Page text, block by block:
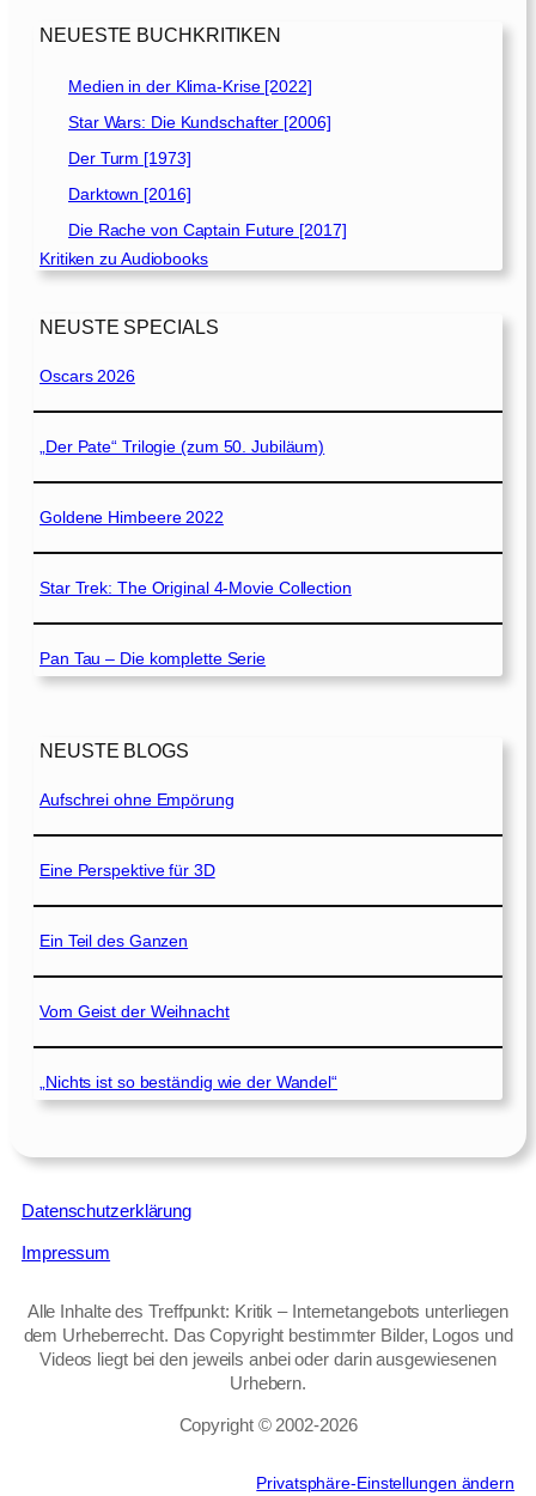
NEUESTE BUCHKRITIKEN
Medien in der Klima-Krise [2022]
Star Wars: Die Kundschafter [2006]
Der Turm [1973]
Darktown [2016]
Die Rache von Captain Future [2017]
Kritiken zu Audiobooks
NEUSTE SPECIALS
Oscars 2026
„Der Pate“ Trilogie (zum 50. Jubiläum)
Goldene Himbeere 2022
Star Trek: The Original 4-Movie Collection
Pan Tau – Die komplette Serie
NEUSTE BLOGS
Aufschrei ohne Empörung
Eine Perspektive für 3D
Ein Teil des Ganzen
Vom Geist der Weihnacht
„Nichts ist so beständig wie der Wandel“
Datenschutzerklärung
Impressum
Alle Inhalte des Treffpunkt: Kritik – Internetangebots unterliegen
dem Urheberrecht. Das Copyright bestimmter Bilder, Logos und
Videos liegt bei den jeweils anbei oder darin ausgewiesenen
Urhebern.
Copyright © 2002‑2026
Privatsphäre-Einstellungen ändern